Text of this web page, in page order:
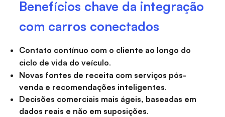
Benefícios chave da integração
com carros conectados
Contato contínuo com o cliente ao longo do
ciclo de vida do veículo.
Novas fontes de receita com serviços pós-
venda e recomendações inteligentes.
Decisões comerciais mais ágeis, baseadas em
dados reais e não em suposições.